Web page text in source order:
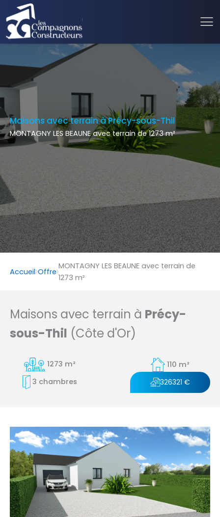
Maisons avec terrain à Précy-sous-Thil
MONTAGNY LES BEAUNE avec terrain de 1273 m²
Accueil Offre
MONTAGNY LES BEAUNE avec terrain de
1273 m²
Maisons avec terrain à Précy-
sous-Thil (Côte d'Or)
1273 m²
110 m²
3 chambres
326321 €